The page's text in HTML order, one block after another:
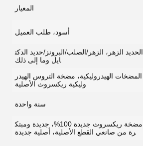
المعيار
أسود، طلب العميل
الحديد الزهر، الزهر/الصلب/البرونز/حديد الدكت
ايل وما إلى ذلك
المضخات الهيدروليكية، مضخة التروس الهيدر
وليكية ريكسروث الأصلية
سنة واحدة
مضخة ريكسروث جديدة 100%، جديدة ومبتك
رة من صانعي القطع الأصلية، أصلية جديدة